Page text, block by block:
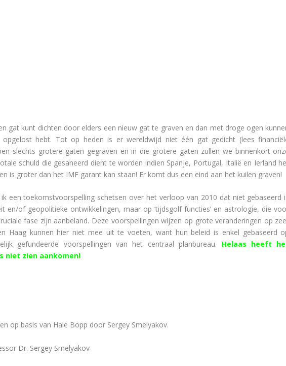
gat kunt dichten door elders een nieuw gat te graven en dan met droge ogen
hebt. Tot op heden is er wereldwijd niet één gat gedicht (lees
slechts grotere gaten gegraven en in die grotere gaten zullen we binnenkort
schuld die gesaneerd dient te worden indien Spanje, Portugal, Italië en Ierland
is groter dan het IMF garant kan staan! Er komt dus een eind aan het kuilen graven!
een toekomstvoorspelling schetsen over het verloop van 2010 dat niet gebaseerd
en/of geopolitieke ontwikkelingen, maar op ‘tijdsgolf functies’ en astrologie, die
fase zijn aanbeland. Deze voorspellingen wijzen op grote veranderingen op
Haag kunnen hier niet mee uit te voeten, want hun beleid is enkel gebaseerd
gefundeerde voorspellingen van het centraal planbureau. Helaas heeft
niet zien aankomen!
op basis van Hale Bopp door Sergey Smelyakov.
Dr. Sergey Smelyakov